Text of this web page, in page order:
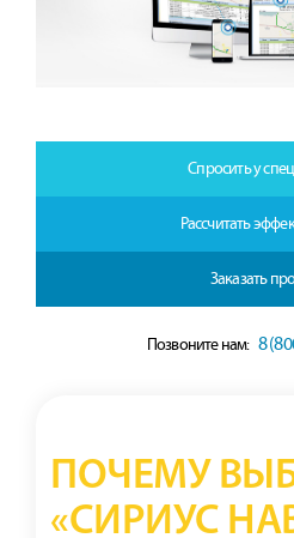
Спросить у
Рассчитать
Заказать
Позвоните нам: 8
ПОЧЕМУ
«СИРИУС